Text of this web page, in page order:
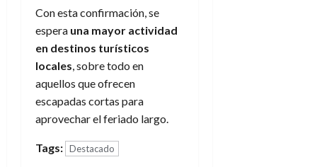
Con esta confirmación, se
espera una mayor actividad
en destinos turísticos
locales, sobre todo en
aquellos que ofrecen
escapadas cortas para
aprovechar el feriado largo.
Tags: Destacado